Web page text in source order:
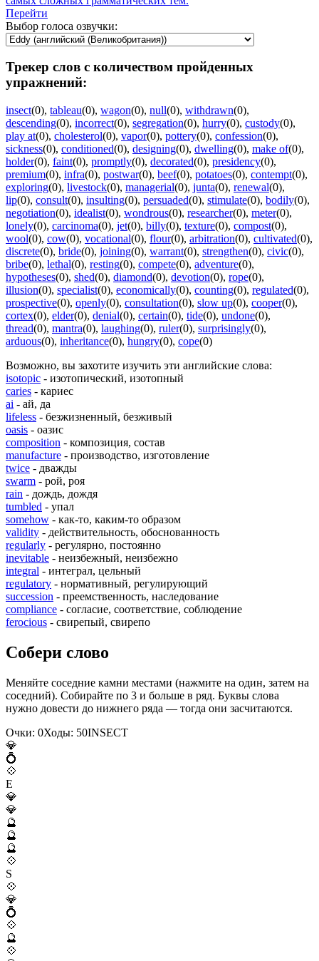
Перейти
Выбор голоса озвучки:
Трекер слов с количеством пройденных
упражнений:
insect(0), tableau(0), wagon(0), null(0), withdrawn(0),
descending(0), incorrect(0), segregation(0), hurry(0), custody(0),
play at(0), cholesterol(0), vapor(0), pottery(0), confession(0),
sickness(0), conditioned(0), designing(0), dwelling(0), make of(0),
holder(0), faint(0), promptly(0), decorated(0), presidency(0),
premium(0), infra(0), postwar(0), beef(0), potatoes(0), contempt(0),
exploring(0), livestock(0), managerial(0), junta(0), renewal(0),
lip(0), consult(0), insulting(0), persuaded(0), stimulate(0), bodily(0),
negotiation(0), idealist(0), wondrous(0), researcher(0), meter(0),
lonely(0), carcinoma(0), jet(0), billy(0), texture(0), compost(0),
wool(0), cow(0), vocational(0), flour(0), arbitration(0), cultivated(0),
discrete(0), bride(0), joining(0), warrant(0), strengthen(0), civic(0),
bribe(0), lethal(0), resting(0), compete(0), adventure(0),
hypotheses(0), shed(0), diamond(0), devotion(0), rope(0),
illusion(0), specialist(0), economically(0), counting(0), regulated(0),
prospective(0), openly(0), consultation(0), slow up(0), cooper(0),
cortex(0), elder(0), denial(0), certain(0), tide(0), undone(0),
thread(0), mantra(0), laughing(0), ruler(0), surprisingly(0),
arduous(0), inheritance(0), hungry(0), cope(0)
Возможно, вы захотите изучить эти английские слова:
isotopic - изотопический, изотопный
caries - кариес
ai - ай, да
lifeless - безжизненный, безживый
oasis - оазис
composition - композиция, состав
manufacture - производство, изготовление
twice - дважды
swarm - рой, роя
rain - дождь, дождя
tumbled - упал
somehow - как-то, каким-то образом
validity - действительность, обоснованность
regularly - регулярно, постоянно
inevitable - неизбежный, неизбежно
integral - интеграл, цельный
regulatory - нормативный, регулирующий
succession - преемственность, наследование
compliance - согласие, соответствие, соблюдение
ferocious - свирепый, свирепо
Собери слово
Меняйте соседние камни местами (нажмите на один, затем на
соседний). Собирайте по 3 и больше в ряд. Буквы слова
нужно довести до нижнего ряда — тогда они засчитаются.
Очки: 0Ходы: 50INSECT
💎
💍
💠
E
💎
💎
🔮
🔮
🔮
💠
S
💠
💎
💍
💠
🔮
💠